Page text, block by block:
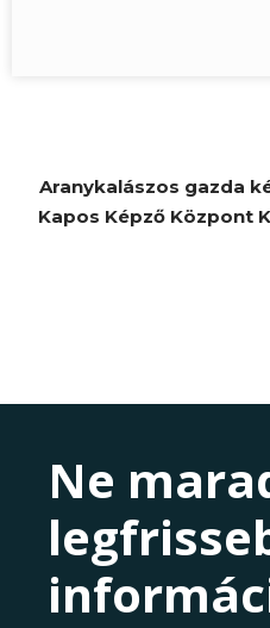
Aranykalászos gazda
Kapos Képző Központ
Ne